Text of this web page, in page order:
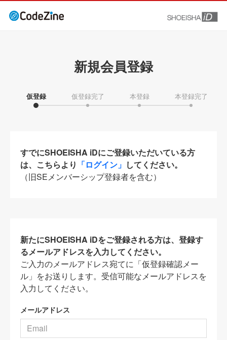
新規会員登録
仮登録 仮登録完了 本登録 本登録完了
すでにSHOEISHA iDにご登録いただいている方
は、こちらより 「ログイン」 してください。
（旧SEメンバーシップ登録者を含む）
新たにSHOEISHA iDをご登録される方は、登録す
るメールアドレスを入力してください。
ご入力のメールアドレス宛てに「仮登録確認メー
ル」をお送りします。受信可能なメールアドレスを
入力してください。
メールアドレス